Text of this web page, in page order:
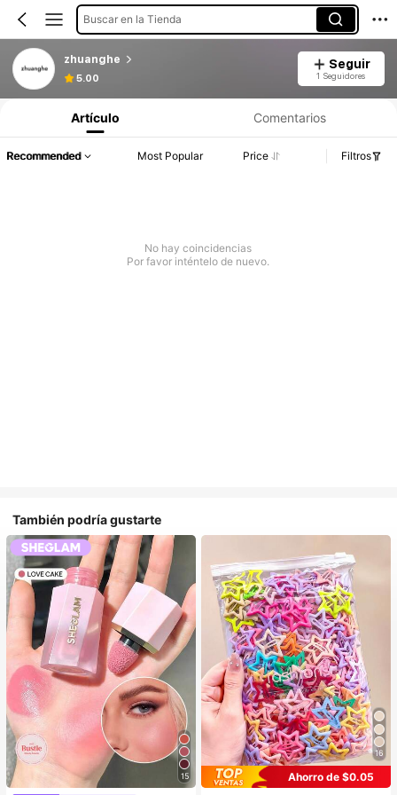
Buscar en la Tienda
zhuanghe
5.00
Seguir
1 Seguidores
Artículo Comentarios
Recommended Most Popular Price Filtros
No hay coincidencias
Por favor inténtelo de nuevo.
También podría gustarte
15
16
Ahorro de $0.05